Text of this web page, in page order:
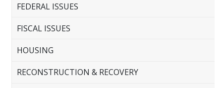
FEDERAL ISSUES
FISCAL ISSUES
HOUSING
RECONSTRUCTION & RECOVERY